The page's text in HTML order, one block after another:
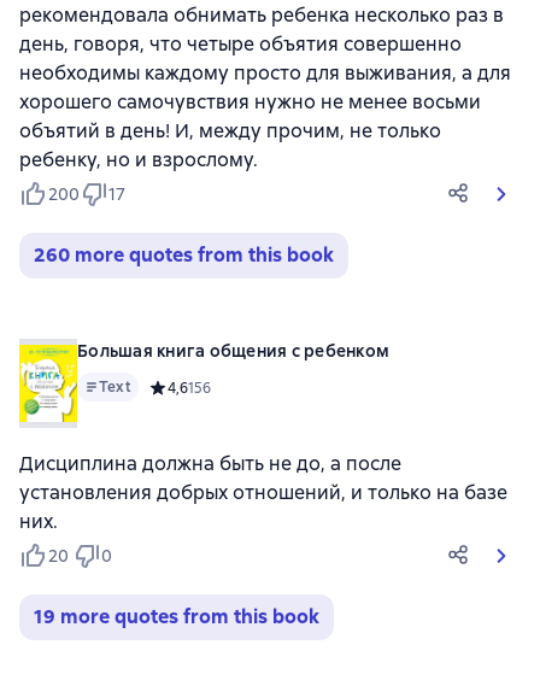
рекомендовала обнимать ребенка несколько раз в
день, говоря, что четыре объятия совершенно
необходимы каждому просто для выживания, а для
хорошего самочувствия нужно не менее восьми
объятий в день! И, между прочим, не только
ребенку, но и взрослому.
200 17
260 more quotes from this book
Большая книга общения с ребенком
Text Средний рейтинг 4,6 на основе 156 оценок
4,6156
Дисциплина должна быть не до, а после
установления добрых отношений, и только на базе
них.
20 0
19 more quotes from this book